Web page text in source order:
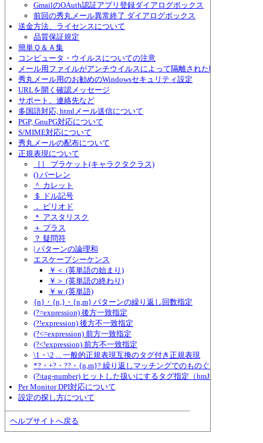
GmailのOAuth認証アプリ登録ダイアログボックス
前回の秀丸メール異常終了 ダイアログボックス
送金方法、ライセンスについて
品質保証規定
簡単Ｑ＆Ａ集
コンピュータ・ウイルスについての注意
メール用ファイルがアンチウイルスによって隔離された時の対策
秀丸メール用のお勧めのWindowsセキュリティ設定
URLを開く確認メッセージ
サポート、連絡先など
多国語対応, htmlメール送信について
PGP, GnuPG対応について
S/MIME対応について
秀丸メールの配布について
正規表現について
［］ ブラケット(キャラクタクラス)
() パーレン
＾ カレット
＄ ドル記号
． ピリオド
＊ アスタリスク
＋ プラス
？ 疑問符
| パターンの論理和
エスケープシーケンス
￥＜ (英単語の始まり)
￥＞ (英単語の終わり)
￥ｗ (英単語)
{n}・{n,}・{n,m} パターンの繰り返し回数指定
(?=expression) 後方一致指定
(?!expression) 後方不一致指定
(?<=expression) 前方一致指定
(?<!expression) 前方不一致指定
\1・\2 ... 一般的正規表現互換のタグ付き正規表現
*?・+?・??・{n,m}? 繰り返しマッチングでのものぐさ指定
(?\tag-number) ヒットした扱いにするタグ指定（hmJre.dll独自形式
Per Monitor DPI対応について
設定の探し方について
ヘルプサイトへ戻る